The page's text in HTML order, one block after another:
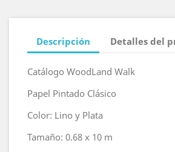
Descripción Detalles del
Catálogo WoodLand Walk
Papel Pintado Clásico
Color: Lino y Plata
Tamaño: 0.68 x 10 m